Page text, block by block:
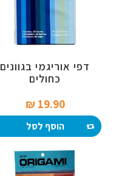
דפי אוריגמי בגוונים
כחולים
19.90 ₪‎
הוסף לסל